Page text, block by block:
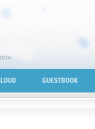
GUESTBOOK